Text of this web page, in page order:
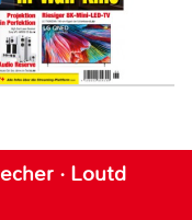
· Loutd